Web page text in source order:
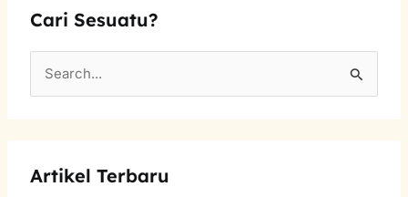
Cari Sesuatu?
cArtikel Terbaru